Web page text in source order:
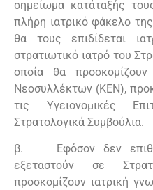
σημείωμα κατάταξής
πλήρη ιατρικό φάκελο
θα τους επιδίδεται
στρατιωτικό ιατρό του
οποία θα
Νεοσυλλέκτων (ΚΕΝ),
τις Υγειονομικές
Στρατολογικά Συμβούλια.
β. Εφόσον δεν
εξεταστούν σε
προσκομίζουν ιατρική